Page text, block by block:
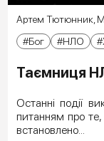
Артем Тютюнник
Бог
НЛО
Таємниця
Останні події
питанням про те,
встановлено...